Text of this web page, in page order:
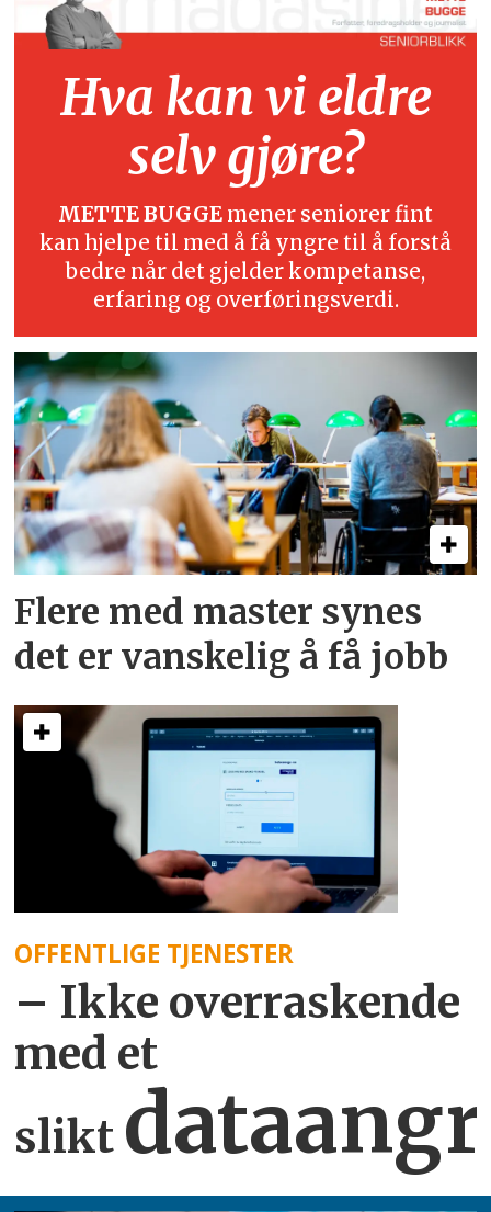
Hva kan vi eldre
selv gjøre?
METTE BUGGE mener seniorer fint
kan hjelpe til med å få yngre til å forstå
bedre når det gjelder kompetanse,
erfaring og overføringsverdi.
Flere med master synes
det er vanskelig å få jobb
OFFENTLIGE TJENESTER
– Ikke overraskende
med et
slikt